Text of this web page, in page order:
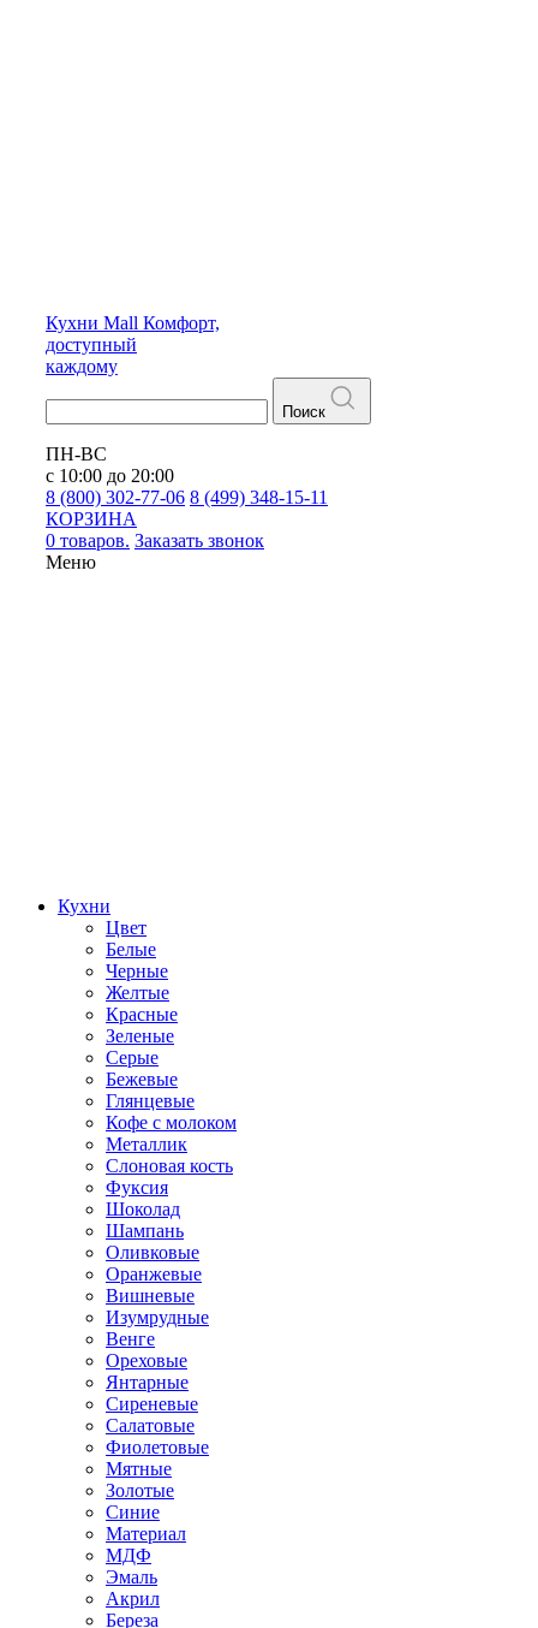
Кухни Mall Комфорт,
доступный
каждому
Поиск
ПН-ВС
с 10:00 до 20:00
8 (800) 302-77-06 8 (499) 348-15-11
КОРЗИНА
0 товаров. Заказать звонок
Меню
Кухни
Цвет
Белые
Черные
Желтые
Красные
Зеленые
Серые
Бежевые
Глянцевые
Кофе с молоком
Металлик
Слоновая кость
Фуксия
Шоколад
Шампань
Оливковые
Оранжевые
Вишневые
Изумрудные
Венге
Ореховые
Янтарные
Сиреневые
Салатовые
Фиолетовые
Мятные
Золотые
Синие
Материал
МДФ
Эмаль
Акрил
Береза